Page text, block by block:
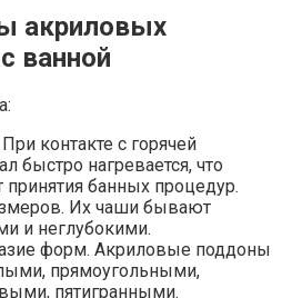
акриловых
ванной
контакте с горячей
быстро нагревается, что
банных процедур.
Их чаши бывают
и неглубокими.
форм. Акриловые поддоны
прямоугольными,
пятигранными.